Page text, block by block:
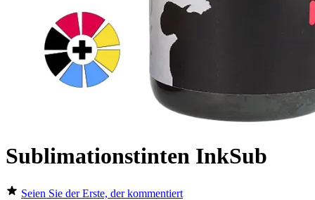
Sublimationstinten InkSub
Seien Sie der Erste, der kommentiert